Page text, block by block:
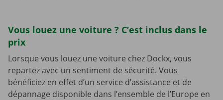
Vous louez une voiture ? C’est inclus dans le
prix
Lorsque vous louez une voiture chez Dockx, vous
repartez avec un sentiment de sécurité. Vous
bénéficiez en effet d’un service d’assistance et de
dépannage disponible dans l’ensemble de l’Europe en